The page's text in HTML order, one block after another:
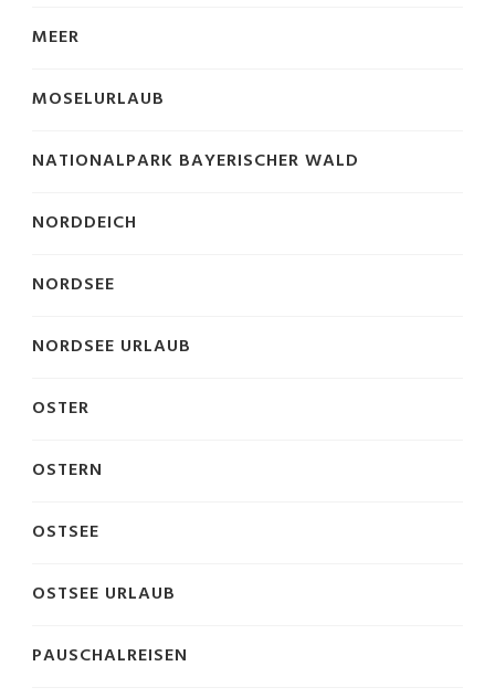
MEER
MOSELURLAUB
NATIONALPARK BAYERISCHER WALD
NORDDEICH
NORDSEE
NORDSEE URLAUB
OSTER
OSTERN
OSTSEE
OSTSEE URLAUB
PAUSCHALREISEN